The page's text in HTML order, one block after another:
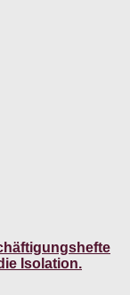
Isolation.